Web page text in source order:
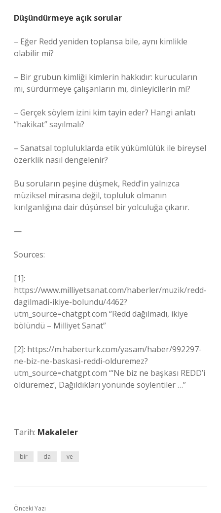
Düşündürmeye açık sorular
– Eğer Redd yeniden toplansa bile, aynı kimlikle
olabilir mi?
– Bir grubun kimliği kimlerin hakkıdır: kurucuların
mı, sürdürmeye çalışanların mı, dinleyicilerin mi?
– Gerçek söylem izini kim tayin eder? Hangi anlatı
“hakikat” sayılmalı?
– Sanatsal topluluklarda etik yükümlülük ile bireysel
özerklik nasıl dengelenir?
Bu soruların peşine düşmek, Redd’in yalnızca
müziksel mirasına değil, topluluk olmanın
kırılganlığına dair düşünsel bir yolculuğa çıkarır.
—
Sources:
[1]:
https://www.milliyetsanat.com/haberler/muzik/redd-
dagilmadi-ikiye-bolundu/4462?
utm_source=chatgpt.com “Redd dağılmadı, ikiye
bölündü – Milliyet Sanat”
[2]: https://m.haberturk.com/yasam/haber/992297-
ne-biz-ne-baskasi-reddi-olduremez?
utm_source=chatgpt.com “‘Ne biz ne başkası REDD’i
öldüremez’, Dağıldıkları yönünde söylentiler …”
Tarih: Makaleler
bir da ve
Önceki Yazı